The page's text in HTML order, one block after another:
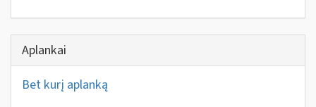
Aplankai
Bet kurį aplanką